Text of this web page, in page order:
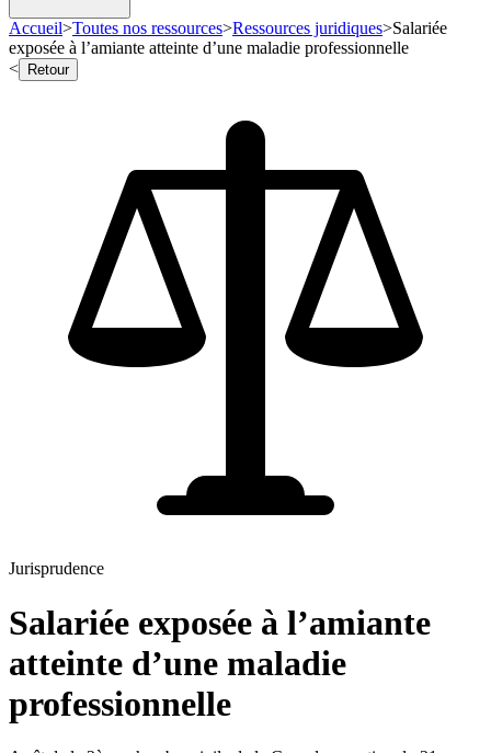
Accueil>Toutes nos ressources>Ressources juridiques>Salariée
exposée à l’amiante atteinte d’une maladie professionnelle
<
Retour
Jurisprudence
Salariée exposée à l’amiante
atteinte d’une maladie
professionnelle